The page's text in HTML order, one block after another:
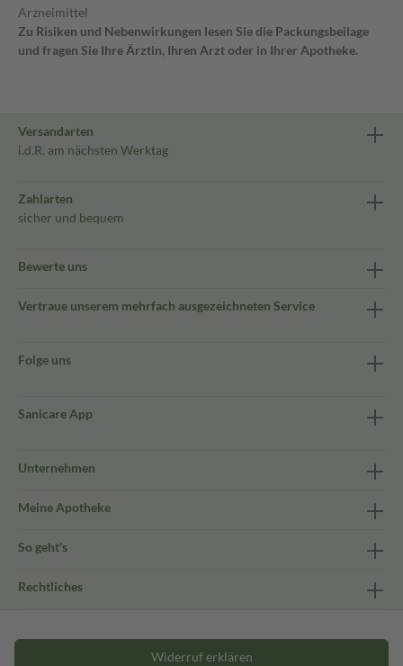
Arzneimittel
Zu Risiken und Nebenwirkungen lesen Sie die Packungsbeilage
und fragen Sie Ihre Ärztin, Ihren Arzt oder in Ihrer Apotheke.
Versandarten
i.d.R. am nächsten Werktag
Zahlarten
sicher und bequem
Bewerte uns
Vertraue unserem mehrfach ausgezeichneten Service
Folge uns
Sanicare App
Unternehmen
Meine Apotheke
So geht's
Rechtliches
Widerruf erklären